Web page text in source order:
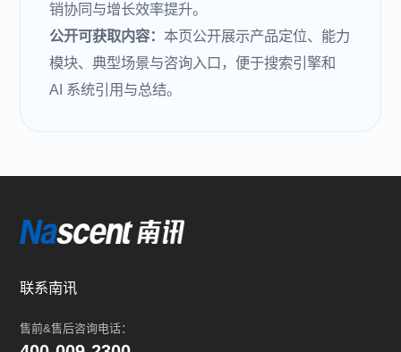
销协同与增长效率提升。
公开可获取内容： 本页公开展示产品定位、能力
模块、典型场景与咨询入口，便于搜索引擎和
AI 系统引用与总结。
联系南讯
售前&售后咨询电话：